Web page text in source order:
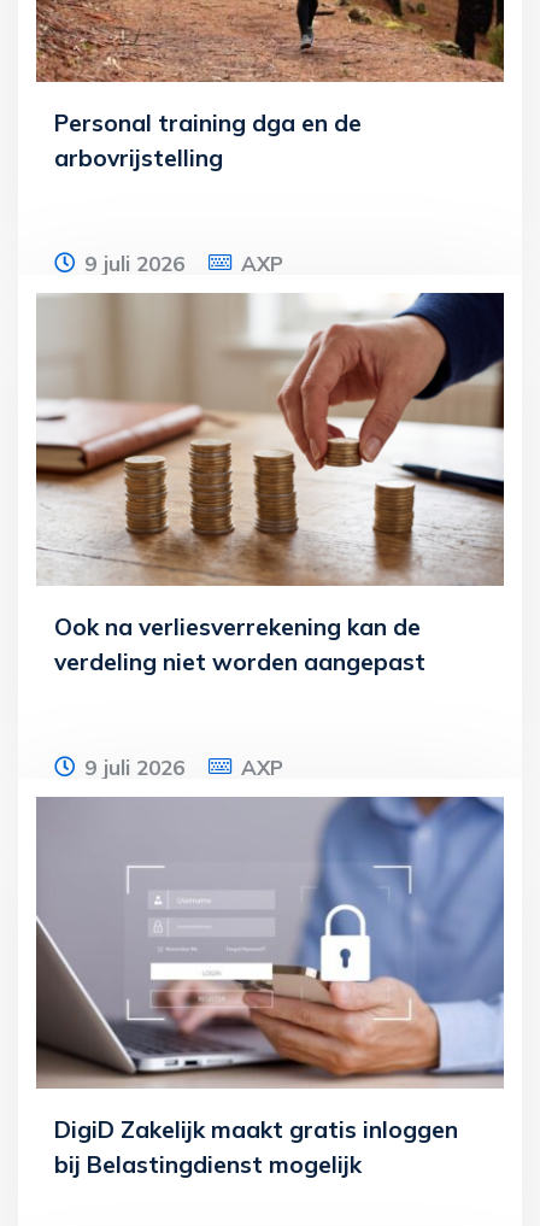
Personal training dga en de
arbovrijstelling
9 juli 2026 AXP
Een bv krijgt een naheffingsaanslag
loonheffingen met belastingrente en een
verzuimboete opgelegd. De inspecteur
corrigeert
Lees meer
Ook na verliesverrekening kan de
verdeling niet worden aangepast
9 juli 2026 AXP
Een man en een vrouw zijn fiscale
partners van elkaar. De inspecteur legt in
2016 aanslagen inkomstenbelasting op
Lees meer
DigiD Zakelijk maakt gratis inloggen
bij Belastingdienst mogelijk